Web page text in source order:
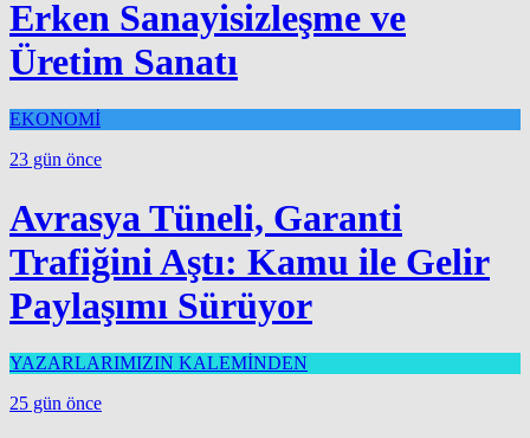
Erken Sanayisizleşme ve
Üretim Sanatı
EKONOMİ
23 gün önce
Avrasya Tüneli, Garanti
Trafiğini Aştı: Kamu ile Gelir
Paylaşımı Sürüyor
YAZARLARIMIZIN KALEMİNDEN
25 gün önce